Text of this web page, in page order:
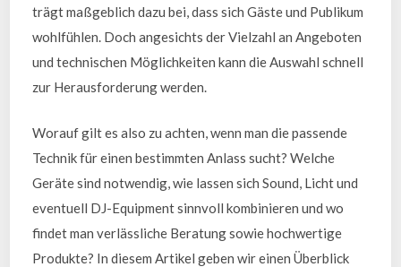
trägt maßgeblich dazu bei, dass sich Gäste und Publikum
wohlfühlen. Doch angesichts der Vielzahl an Angeboten
und technischen Möglichkeiten kann die Auswahl schnell
zur Herausforderung werden.
Worauf gilt es also zu achten, wenn man die passende
Technik für einen bestimmten Anlass sucht? Welche
Geräte sind notwendig, wie lassen sich Sound, Licht und
eventuell DJ-Equipment sinnvoll kombinieren und wo
findet man verlässliche Beratung sowie hochwertige
Produkte? In diesem Artikel geben wir einen Überblick